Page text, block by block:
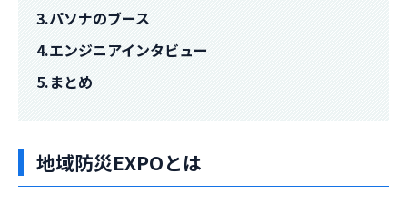
3.パソナのブース
4.エンジニアインタビュー
5.まとめ
地域防災EXPOとは